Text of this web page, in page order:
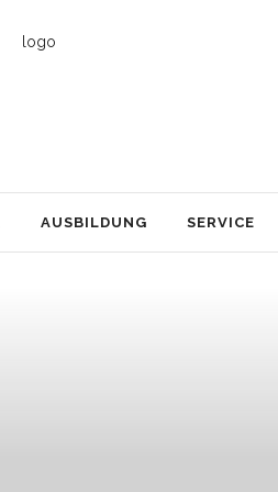
AUSBILDUNG SERVICE